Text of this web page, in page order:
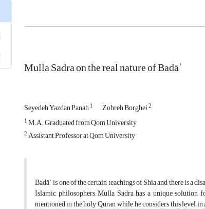
Mulla Sadra on the real nature of Badāʾ
Seyedeh Yazdan Panah1 Zohreh Borghei2
1M.A. Graduated from Qom University
2Assistant Professor at Qom University
Badāʾ is one of the certain teachings of Shia and there is a
Islamic philosophers, Mulla Sadra has a unique solution
mentioned in the holy Quran, while he considers this level